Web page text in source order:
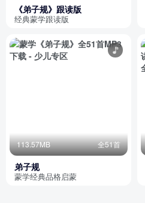
《弟子规》跟读版
经典蒙学跟读版
113.57MB 全51首
弟子规
蒙学经典品格启蒙